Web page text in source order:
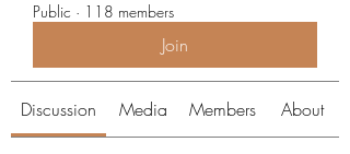
Public · 118 members
Join
Discussion Media Members About